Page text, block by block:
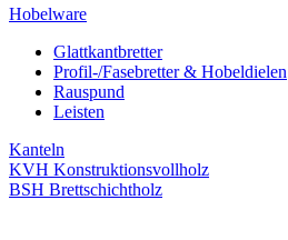
Hobelware
Glattkantbretter
Profil-/Fasebretter & Hobeldielen
Rauspund
Leisten
Kanteln
KVH Konstruktionsvollholz
BSH Brettschichtholz